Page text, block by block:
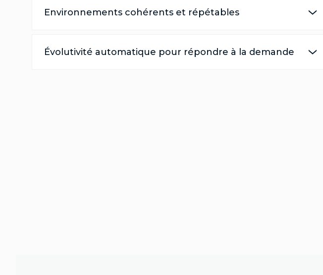
Environnements cohérents et répétables
Évolutivité automatique pour répondre à la demande